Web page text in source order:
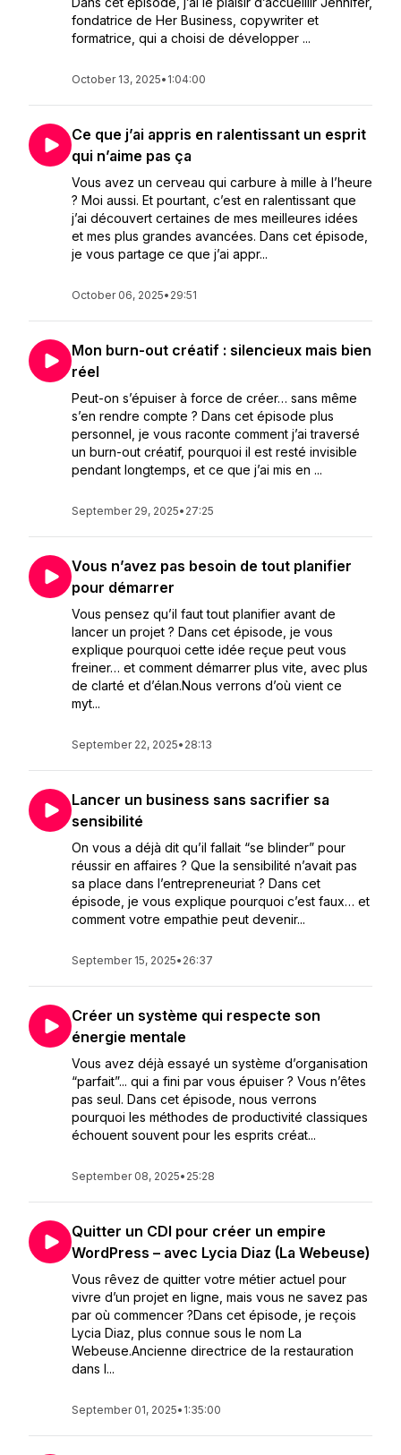
fondatrice de Her Business, copywriter et
formatrice, qui a choisi de développer ...
October 13, 2025• 1:04:00
Ce que j’ai appris en ralentissant un esprit
qui n’aime pas ça
Vous avez un cerveau qui carbure à mille à l’heure
? Moi aussi. Et pourtant, c’est en ralentissant que
j’ai découvert certaines de mes meilleures idées
et mes plus grandes avancées. Dans cet épisode,
je vous partage ce que j’ai appr...
October 06, 2025• 29:51
Mon burn-out créatif : silencieux mais bien
réel
Peut-on s’épuiser à force de créer… sans même
s’en rendre compte ? Dans cet épisode plus
personnel, je vous raconte comment j’ai traversé
un burn-out créatif, pourquoi il est resté invisible
pendant longtemps, et ce que j’ai mis en ...
September 29, 2025• 27:25
Vous n’avez pas besoin de tout planifier
pour démarrer
Vous pensez qu’il faut tout planifier avant de
lancer un projet ? Dans cet épisode, je vous
explique pourquoi cette idée reçue peut vous
freiner… et comment démarrer plus vite, avec plus
de clarté et d’élan.Nous verrons d’où vient ce
myt...
September 22, 2025• 28:13
Lancer un business sans sacrifier sa
sensibilité
On vous a déjà dit qu’il fallait “se blinder” pour
réussir en affaires ? Que la sensibilité n’avait pas
sa place dans l’entrepreneuriat ? Dans cet
épisode, je vous explique pourquoi c’est faux… et
comment votre empathie peut devenir...
September 15, 2025• 26:37
Créer un système qui respecte son
énergie mentale
Vous avez déjà essayé un système d’organisation
“parfait”... qui a fini par vous épuiser ? Vous n’êtes
pas seul. Dans cet épisode, nous verrons
pourquoi les méthodes de productivité classiques
échouent souvent pour les esprits créat...
September 08, 2025• 25:28
Quitter un CDI pour créer un empire
WordPress – avec Lycia Diaz (La Webeuse)
Vous rêvez de quitter votre métier actuel pour
vivre d’un projet en ligne, mais vous ne savez pas
par où commencer ?Dans cet épisode, je reçois
Lycia Diaz, plus connue sous le nom La
Webeuse.Ancienne directrice de la restauration
dans l...
September 01, 2025• 1:35:00